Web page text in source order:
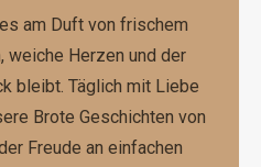
am Duft von frischem
weiche Herzen und der
bleibt. Täglich mit Liebe
Brote Geschichten von
Freude an einfachen